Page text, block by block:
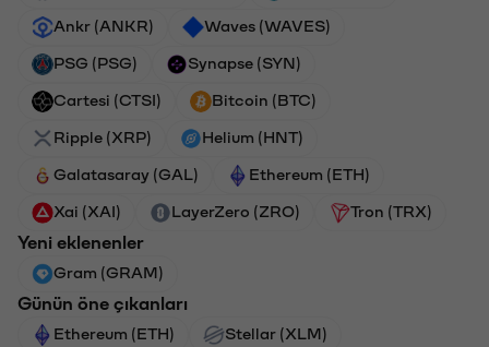
Ankr (ANKR) Waves (WAVES)
PSG (PSG) Synapse (SYN)
Cartesi (CTSI) Bitcoin (BTC)
Ripple (XRP) Helium (HNT)
Galatasaray (GAL) Ethereum (ETH)
Xai (XAI) LayerZero (ZRO) Tron (TRX)
Yeni eklenenler
Gram (GRAM)
Günün öne çıkanları
Ethereum (ETH) Stellar (XLM)